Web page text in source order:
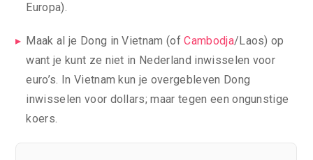
Europa).
Maak al je Dong in Vietnam (ofCambodja/Laos) op
want je kunt ze niet in Nederland inwisselen voor
euro’s. In Vietnam kun je overgebleven Dong
inwisselen voor dollars; maar tegen een ongunstige
koers.